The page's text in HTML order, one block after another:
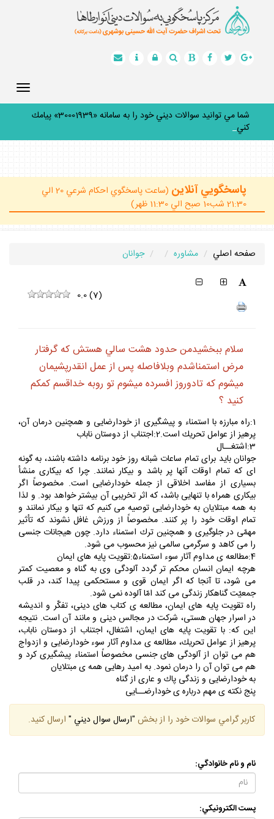
شما مي توانيد سوالات ديني خود را به سامانه «30001939» پيامك
كنيد.
پاسخگويي آنلاين
(ساعت پاسخگوي احكام شرعي 20 الي
21:30 شب10 صبح الي 11:30 ظهر)
صفحه اصلي مشاوره جوانان
0.0(7)
سلام ببخشيدمن حدود هشت سالي هستش كه گرفتار
مرض استمناشدم وبلافاصله پس از عمل انقدرپشيمان
ميشوم كه تادوروز افسرده ميشوم تو روبه خداقسم كمكم
كنيد ؟
1:راه مبارزه با استمناء و پيشگيرى از خودارضايى و همچنين درمان آن،
پرهيز از عوامل تحريك است.2:اجتناب از دوستان ناباب
3:اشتغــال
جوانان بايد براى تمام ساعات شبانه روز خود برنامه داشته باشند، به گونه
اى كه تمام اوقات آنها پر باشد و بيكار نمانند. چرا كه بيكارى منشأ
بسيارى از مفاسد اخلاقى از جمله خودارضايى است. مخصوصاً اگر
بيكارى همراه با تنهايى باشد، كه اثر تخريبى آن بيشتر خواهد بود. و لذا
به همه مبتلايان به خودارضايى توصيه مى كنيم كه تنها و بيكار نمانند و
تمام اوقات خود را پر كنند. مخصوصاً از ورزش غافل نشوند كه تأثير
مهمّى در جلوگيرى و همچنين ترك استمناء دارد. چون هيجانات جنسى
را مى كاهد و سرگرمى سالمى نيز محسوب مى شود.
4:مطالعه ى مداوم آثار سوء استمناء5:تقويت پايه هاى ايمان
هرچه ايمان انسان محكم تر گردد آلودگى وى به گناه و معصيت كمتر
مى شود، تا آنجا كه اگر ايمان قوى و مستحكمى پيدا كند، در قلب
جمعيّت گناهكار زندگى مى كند امّا آلوده نمى شود.
راه تقويت پايه هاى ايمان، مطالعه ى كتاب هاى دينى، تفكّر و انديشه
در اسرار جهان هستى، شركت در مجالس دينى و مانند آن است. نتيجه
اين كه: با تقويت پايه هاى ايمان، اشتغال، اجتناب از دوستان ناباب،
پرهيز از عوامل تحريك، مطالعه ى مداوم آثار سوء خودارضايى و ازدواج
هم مى توان از آلودگى هاى جنسى مخصوصاً استمناء پيشگيرى كرد و
هم مى توان آن را درمان نمود. به اميد رهايى همه ى مبتلايان
به خودارضايى و زندگى پاك و عارى از گناه
پنج نكته ى مهم درباره ى خودارضــايى
كاربر گرامي سوالات خود را از بخش "ارسال سوال ديني " ارسال كنيد.
نام و نام خانوادگي:
پست الكترونيكي: